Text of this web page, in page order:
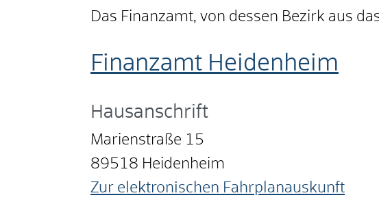
Das Finanzamt, von dessen Bezirk aus
Finanzamt Heidenheim
Hausanschrift
Marienstraße 15
89518 Heidenheim
Zur elektronischen Fahrplanauskunft